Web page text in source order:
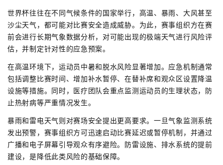
世界杯往往在不同气候条件的国家举行，高温、暴雨、大风甚至
沙尘天气，都可能对比赛安全造成威胁。为此，赛事组织方在赛
前会进行长期气象数据分析，对可能出现的极端天气进行风险评
估，并制定针对性的应急预案。
在高温环境下，运动员中暑和脱水风险显著增加。应急机制通常
包括调整比赛时间、增加补水暂停、在替补席和观众区设置降温
设施等措施。同时，医疗团队会重点监测运动员的生理状态，防
止热射病等严重情况发生。
暴雨和雷电天气则对赛场安全提出更高要求。一旦气象监测系统
发出预警，赛事组织方可迅速启动比赛延迟或暂停机制，并通过
广播和电子屏幕引导观众有序避险。防雷设施、排水系统的提前
建设，是降低此类风险的基础保障。